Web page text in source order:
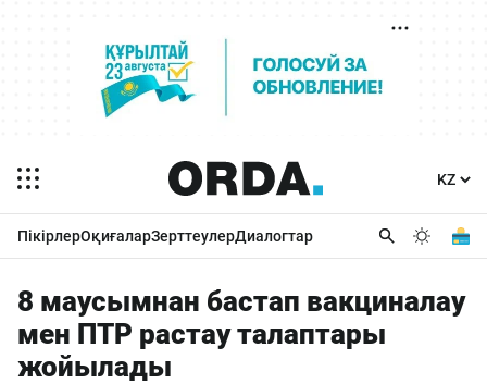
ПікірлерОқиғаларЗерттеулерДиалогтар
8 маусымнан бастап вакциналау
мен ПТР растау талаптары
жойылады